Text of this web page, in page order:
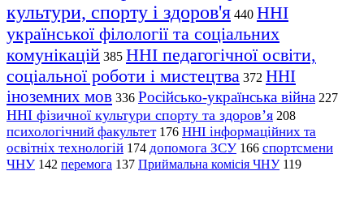
культури, спорту і здоров'я 440 ННІ
української філології та соціальних
комунікацій 385 ННІ педагогічної освіти,
соціальної роботи і мистецтва 372 ННІ
іноземних мов 336 Російсько-українська війна 227
ННІ фізичної культури спорту та здоров’я 208
психологічний факультет 176 ННІ інформаційних та
освітніх технологій 174 допомога ЗСУ 166 спортсмени
ЧНУ 142 перемога 137 Приймальна комісія ЧНУ 119